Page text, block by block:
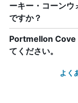
ーキー・コーンウ
ですか？
Portmellon Cove
てください。
よく